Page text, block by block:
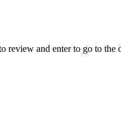
review and enter to go to